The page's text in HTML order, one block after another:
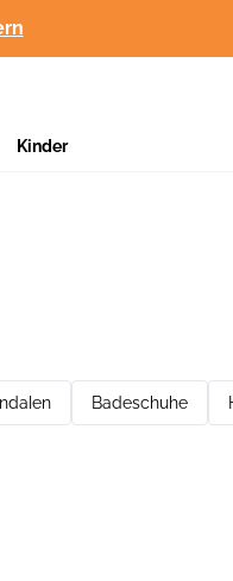
Kinder
Badeschuhe